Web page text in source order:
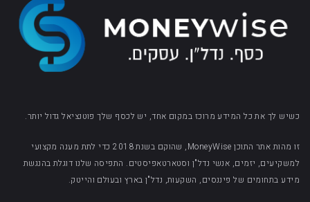
כשיש לך את כל המידע מרוכז במקום אחד, יש לכסף שלך פוטנציאל גדול יותר.
זו מהות אתר התוכן MoneyWise, שהוקם בשנת 2018 כדי לתת מענה מקצועי
למשקיעים, יזמים, אנשי נדל"ן וסטארטאפיסטים. התפיסה שלנו דוגלת בהנגשת
מידע בתחומים של פיננסים, השקעות, נדל"ן בארץ ובעולם והייטק.